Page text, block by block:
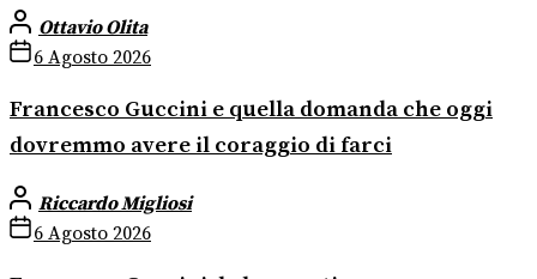
Ottavio Olita
6 Agosto 2026
Francesco Guccini e quella domanda che oggi
dovremmo avere il coraggio di farci
Riccardo Migliosi
6 Agosto 2026